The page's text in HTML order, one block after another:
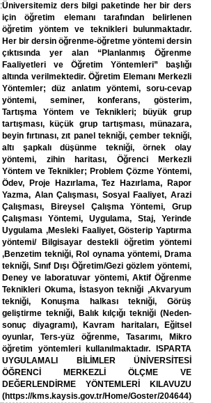
:Üniversitemiz ders bilgi paketinde her bir ders
için öğretim elemanı tarafından belirlenen
öğretim yöntem ve teknikleri bulunmaktadır.
Her bir dersin öğrenme-öğretme yöntemi dersin
çıktısında yer alan “Planlanmış Öğrenme
Faaliyetleri ve Öğretim Yöntemleri” başlığı
altında verilmektedir. Öğretim Elemanı Merkezli
Yöntemler; düz anlatım yöntemi, soru-cevap
yöntemi, seminer, konferans, gösterim,
Tartışma Yöntem ve Teknikleri; büyük grup
tartışması, küçük grup tartışması, münazara,
beyin fırtınası, zıt panel tekniği, çember tekniği,
altı şapkalı düşünme tekniği, örnek olay
yöntemi, zihin haritası, Öğrenci Merkezli
Yöntem ve Teknikler; Problem Çözme Yöntemi,
Ödev, Proje Hazırlama, Tez Hazırlama, Rapor
Yazma, Alan Çalışması, Sosyal Faaliyet, Arazi
Çalışması, Bireysel Çalışma Yöntemi, Grup
Çalışması Yöntemi, Uygulama, Staj, Yerinde
Uygulama ,Mesleki Faaliyet, Gösterip Yaptırma
yöntemi/ Bilgisayar destekli öğretim yöntemi
,Benzetim tekniği, Rol oynama yöntemi, Drama
tekniği, Sınıf Dışı Öğretim/Gezi gözlem yöntemi,
Deney ve laboratuvar yöntemi, Aktif Öğrenme
Teknikleri Okuma, İstasyon tekniği ,Akvaryum
tekniği, Konuşma halkası tekniği, Görüş
geliştirme tekniği, Balık kılçığı tekniği (Neden-
sonuç diyagramı), Kavram haritaları, Eğitsel
oyunlar, Ters-yüz öğrenme, Tasarımı, Mikro
öğretim yöntemleri kullanılmaktadır. ISPARTA
UYGULAMALI BİLİMLER ÜNİVERSİTESİ
ÖĞRENCİ MERKEZLİ ÖLÇME VE
DEĞERLENDİRME YÖNTEMLERİ KILAVUZU
(https://kms.kaysis.gov.tr/Home/Goster/204644)